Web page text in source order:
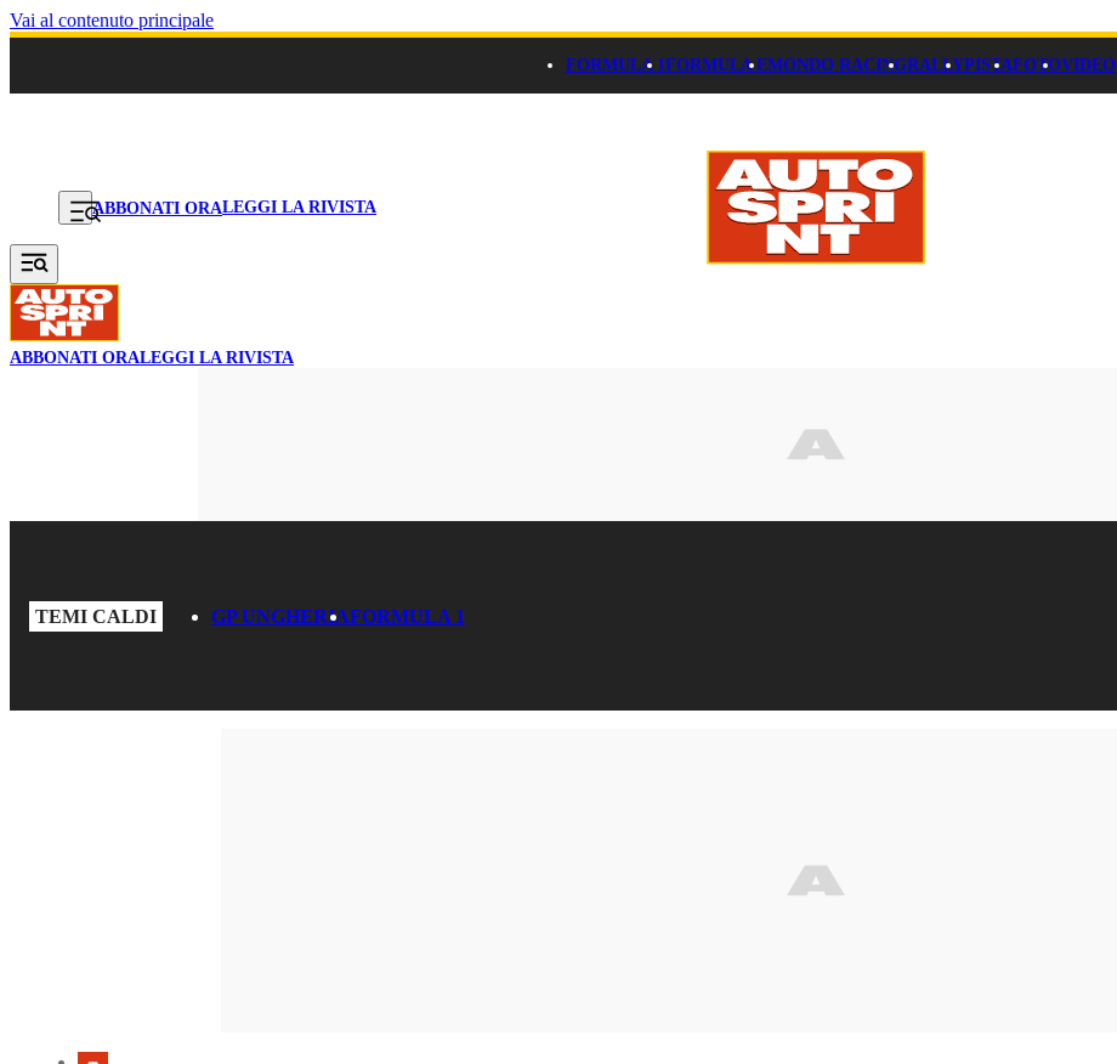
Vai al contenuto principale
FORMULA 1FORMULA EMONDO RACINGRALLYPISTAFOTOVIDEO
ABBONATI ORALEGGI LA RIVISTA
ABBONATI ORALEGGI LA RIVISTA
TEMI CALDI GP UNGHERIAFORMULA 1